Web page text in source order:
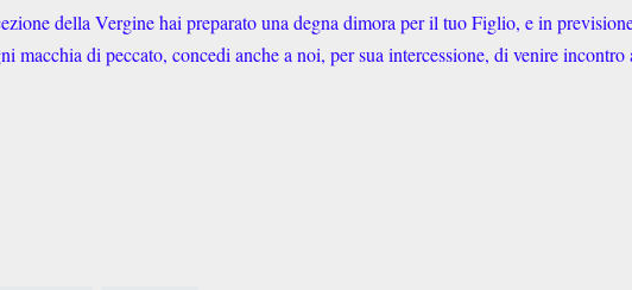
della Vergine hai preparato una degna dimora per il tuo Figlio, e in
macchia di peccato, concedi anche a noi, per sua intercessione, di venire incontro